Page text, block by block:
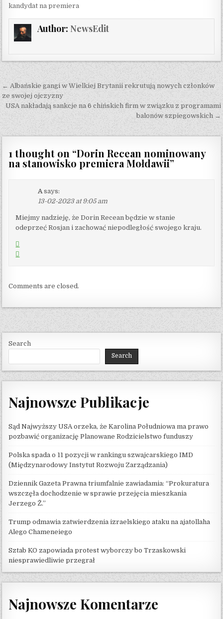
kandydat na premiera
Author: NewsEdit
Post navigation
← Albańskie gangi w Wielkiej Brytanii rekrutują nowych członków
ze swojej ojczyzny
USA nakładają sankcje na 6 chińskich firm w związku z programami
balonów szpiegowskich →
1 thought on “Dorin Recean nominowany
na stanowisko premiera Mołdawii”
A says:
13-02-2023 at 9:05 am
Miejmy nadzieję, że Dorin Recean będzie w stanie
odeprzeć Rosjan i zachować niepodległość swojego kraju.
Comments are closed.
Search
Search
Najnowsze Publikacje
Sąd Najwyższy USA orzeka, że ​​Karolina Południowa ma prawo
pozbawić organizację Planowane Rodzicielstwo funduszy
Polska spada o 11 pozycji w rankingu szwajcarskiego IMD
(Międzynarodowy Instytut Rozwoju Zarządzania)
Dziennik Gazeta Prawna triumfalnie zawiadamia: “Prokuratura
wszczęła dochodzenie w sprawie przejęcia mieszkania
Jerzego Ż.”
Trump odmawia zatwierdzenia izraelskiego ataku na ajatollaha
Alego Chameneiego
Sztab KO zapowiada protest wyborczy bo Trzaskowski
niesprawiedliwie przegrał
Najnowsze Komentarze